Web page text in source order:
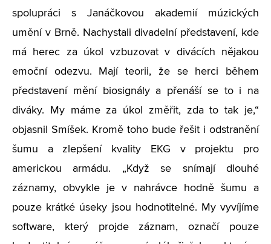
spolupráci s Janáčkovou akademií múzických
umění v Brně. Nachystali divadelní představení, kde
má herec za úkol vzbuzovat v divácích nějakou
emoční odezvu. Mají teorii, že se herci během
představení mění biosignály a přenáší se to i na
diváky. My máme za úkol změřit, zda to tak je,“
objasnil Smíšek. Kromě toho bude řešit i odstranění
šumu a zlepšení kvality EKG v projektu pro
americkou armádu. „Když se snímají dlouhé
záznamy, obvykle je v nahrávce hodně šumu a
pouze krátké úseky jsou hodnotitelné. My vyvíjíme
software, který projde záznam, označí pouze